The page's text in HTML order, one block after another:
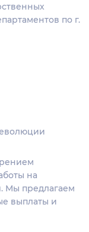
по г.
на
Мы предлагаем
выплаты и